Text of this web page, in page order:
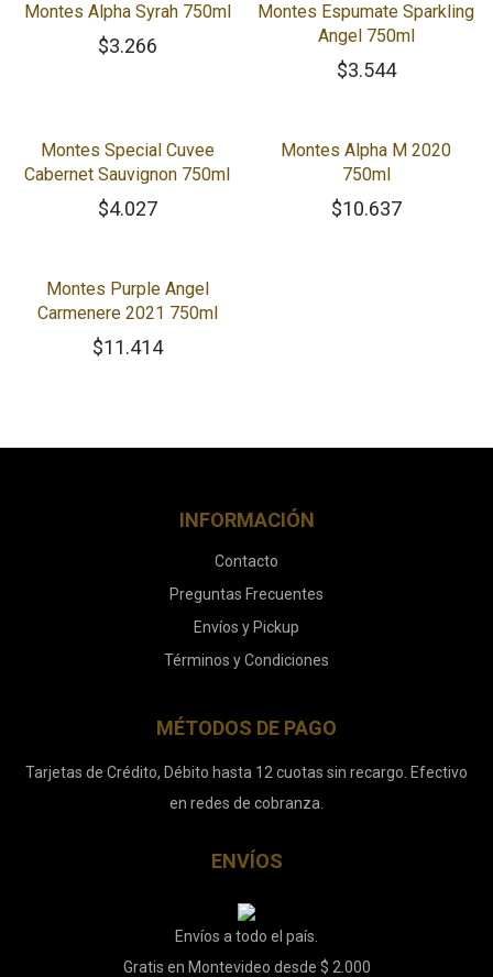
Montes Alpha Syrah 750ml
$3.266
Montes Espumate Sparkling
Angel 750ml
$3.544
Montes Special Cuvee
Cabernet Sauvignon 750ml
$4.027
Montes Alpha M 2020
750ml
$10.637
Montes Purple Angel
Carmenere 2021 750ml
$11.414
INFORMACIÓN
Contacto
Preguntas Frecuentes
Envíos y Pickup
Términos y Condiciones
MÉTODOS DE PAGO
Tarjetas de Crédito, Débito hasta 12 cuotas sin recargo. Efectivo
en redes de cobranza.
ENVÍOS
Envíos a todo el país.
Gratis en Montevideo desde $ 2.000